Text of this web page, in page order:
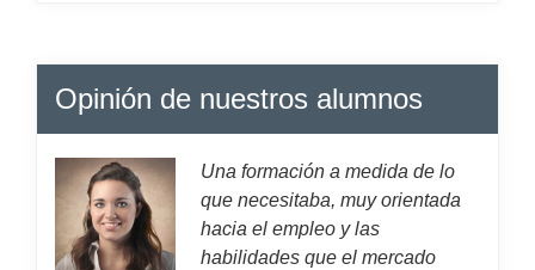
Opinión de nuestros alumnos
Una formación a medida de lo
que necesitaba, muy orientada
hacia el empleo y las
habilidades que el mercado